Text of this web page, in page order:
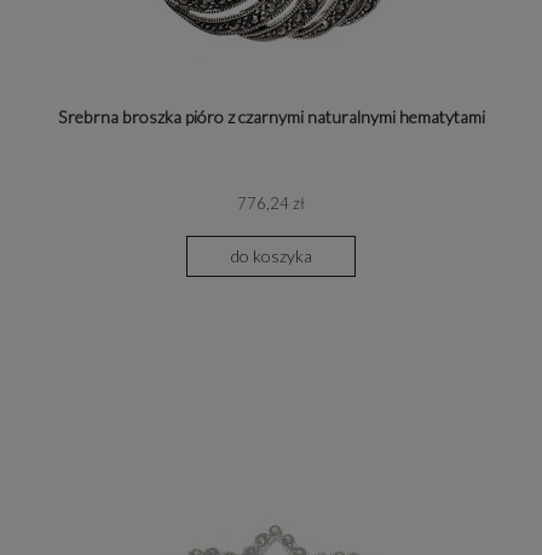
Srebrna broszka pióro z czarnymi naturalnymi hematytami
776,24 zł
do koszyka